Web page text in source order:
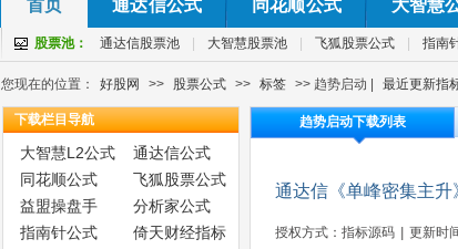
首页 通达信公式 同花顺公式 大智慧
股票池： 通达信股票池 大智慧股票池 飞狐股票公式 指南
您现在的位置： 好股网 >> 股票公式 >> 标签 >> 趋势启动 | 最近更新指
下载栏目导航
大智慧L2公式
通达信公式
同花顺公式
飞狐股票公式
益盟操盘手
分析家公式
指南针公式
倚天财经指标
趋势启动下载列表
通达信《单峰密集主
授权方式：指标源码 更新时